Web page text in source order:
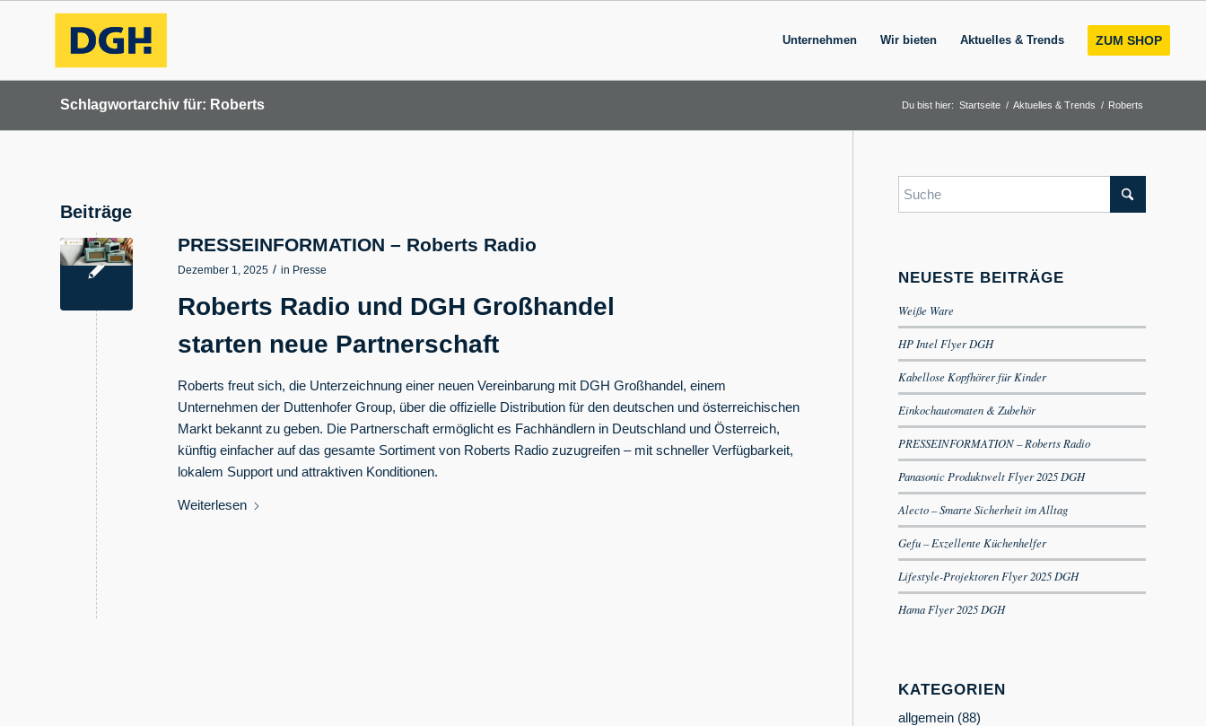
Unternehmen Wir bieten Aktuelles & Trends ZUM SHOP
Schlagwortarchiv für: Roberts Du bist hier: Startseite / Aktuelles & Trends / Roberts
Beiträge
PRESSEINFORMATION – Roberts Radio
Dezember 1, 2025 / in Presse
Roberts Radio und DGH Großhandel
starten neue Partnerschaft
Roberts freut sich, die Unterzeichnung einer neuen Vereinbarung mit DGH Großhandel, einem
Unternehmen der Duttenhofer Group, über die offizielle Distribution für den deutschen und österreichischen
Markt bekannt zu geben. Die Partnerschaft ermöglicht es Fachhändlern in Deutschland und Österreich,
künftig einfacher auf das gesamte Sortiment von Roberts Radio zuzugreifen – mit schneller Verfügbarkeit,
lokalem Support und attraktiven Konditionen.
Weiterlesen
NEUESTE BEITRÄGE
Weiße Ware
HP Intel Flyer DGH
Kabellose Kopfhörer für Kinder
Einkochautomaten & Zubehör
PRESSEINFORMATION – Roberts Radio
Panasonic Produktwelt Flyer 2025 DGH
Alecto – Smarte Sicherheit im Alltag
Gefu – Exzellente Küchenhelfer
Lifestyle-Projektoren Flyer 2025 DGH
Hama Flyer 2025 DGH
KATEGORIEN
allgemein (88)